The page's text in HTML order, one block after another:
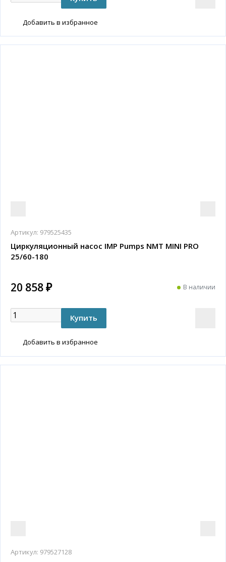
Добавить в избранное
Артикул: 979525435
Циркуляционный насос IMP Pumps NMT MINI PRO
25/60-180
20 858 ₽ В наличии
Добавить в избранное
Артикул: 979527128